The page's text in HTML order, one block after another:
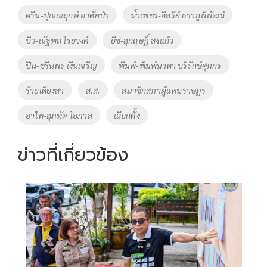
o
o
k
Li
n
k
Tags
ดรีม-ปุณณฤกษ์ อาศัยป่า น้ำเพชร-อิสรีย์ ธรากูพิพัฒน์
บิว-ณัฐพล ไรยวงค์ บีช-สุกฤษฏิ์ สงแก้ว
ปิ่น-ชรินพร เงินเจริญ พิมพ์-พิมพ์มาดา บริรักษ์ศุภกร
ร้ายเดียงสา ส.ส. สมาชิกสภาผู้แทนราษฎร
อาไท-สุภทัต โอภาส เลือกตั้ง
ข่าวที่เกี่ยวข้อง